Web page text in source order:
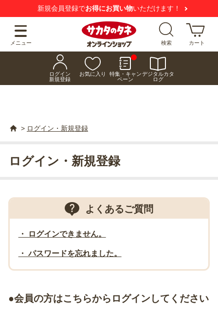
新規会員登録でお得にお買い物いただけます！
メニュー 検索 カート
ログイン
新規登録
お気に入り
特集・キャン
ペーン
デジタルカタ
ログ
> ログイン・新規登録
ログイン・新規登録
よくあるご質問
・ ログインできません。
・ パスワードを忘れました。
●会員の方はこちらからログインしてください